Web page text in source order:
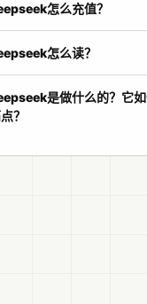
怎么充值？
怎么读？
是做什么的？它
？